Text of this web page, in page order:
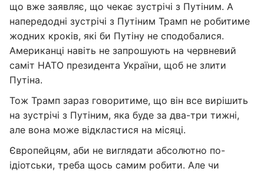
що вже заявляє, що чекає зустрічі з Путіним. А
напередодні зустрічі з Путіним Трамп не робитиме
жодних кроків, які би Путіну не сподобалися.
Американці навіть не запрошують на червневий
саміт НАТО президента України, щоб не злити
Путіна.
Тож Трамп зараз говоритиме, що він все вирішить
на зустрічі з Путіним, яка буде за два-три тижні,
але вона може відкластися на місяці.
Європейцям, аби не виглядати абсолютно по-
ідіотськи, треба щось самим робити. Але чи